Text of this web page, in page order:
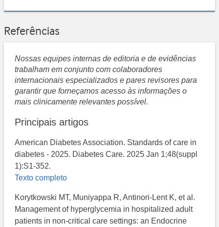
Referências
Nossas equipes internas de editoria e de evidências
trabalham em conjunto com colaboradores
internacionais especializados e pares revisores para
garantir que forneçamos acesso às informações o
mais clinicamente relevantes possível.
Principais artigos
American Diabetes Association. Standards of care in
diabetes - 2025. Diabetes Care. 2025 Jan 1;48(suppl
1):S1-352.
Texto completo
Korytkowski MT, Muniyappa R, Antinori-Lent K, et al.
Management of hyperglycemia in hospitalized adult
patients in non-critical care settings: an Endocrine